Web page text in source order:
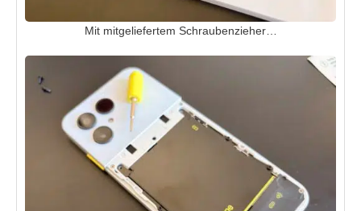
Mit mitgeliefertem Schraubenzieher…